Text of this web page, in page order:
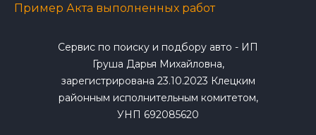
Пример Акта выполненных работ
Сервис по поиску и подбору авто - ИП
Груша Дарья Михайловна,
зарегистрирована 23.10.2023 Клецким
районным исполнительным комитетом,
УНП 692085620